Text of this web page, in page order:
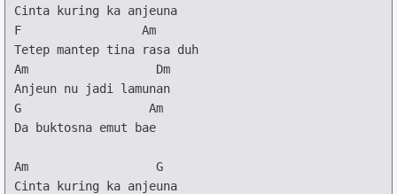
F
Am
Am
Dm
G
Am
Da buktosna emut bae
Am
G